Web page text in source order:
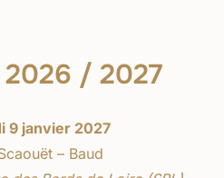
/ 2027
9 janvier 2027
– Baud